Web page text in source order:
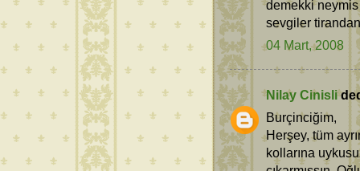
demekki
sevgiler tirandan
04 Mart, 2008
Nilay Cinisli
Burçinciğim,
Herşey, tüm
kollarına